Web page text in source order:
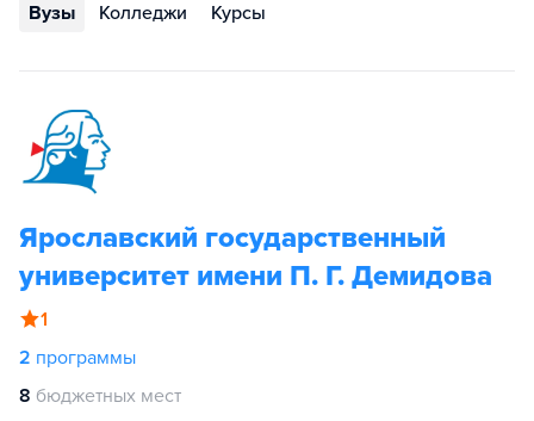
Вузы Колледжи Курсы
Ярославский государственный
университет имени П. Г. Демидова
1
2 программы
8 бюджетных мест